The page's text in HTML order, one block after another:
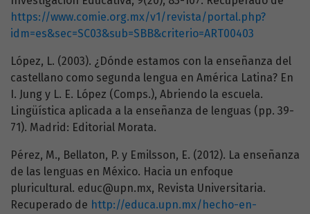
https://www.comie.org.mx/v1/revista/portal.php?
idm=es&sec=SC03&sub=SBB&criterio=ART00403
López, L. (2003). ¿Dónde estamos con la enseñanza del
castellano como segunda lengua en América Latina? En
I. Jung y L. E. López (Comps.), Abriendo la escuela.
Lingüística aplicada a la enseñanza de lenguas (pp. 39-
71). Madrid: Editorial Morata.
Pérez, M., Bellaton, P. y Emilsson, E. (2012). La enseñanza
de las lenguas en México. Hacia un enfoque
pluricultural. educ@upn.mx, Revista Universitaria.
Recuperado de http://educa.upn.mx/hecho-en-